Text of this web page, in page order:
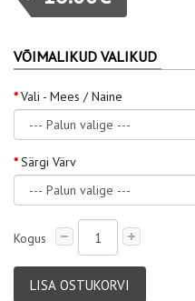
VÕIMALIKUD VALIKUD
Vali - Mees / Naine
Särgi Värv
Kogus
LISA OSTUKORVI